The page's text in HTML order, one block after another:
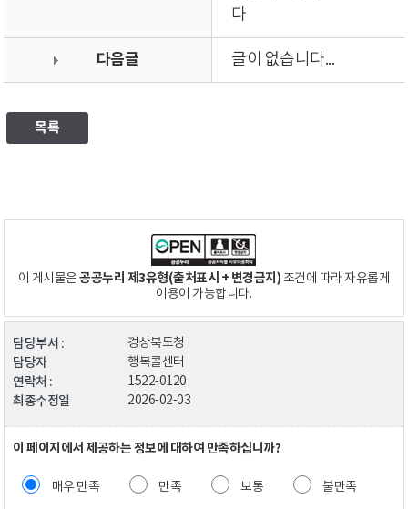
다
다음글 글이 없습니다...
목록
이 게시물은공공누리 제3유형(출처표시 + 변경금지)조건에 따라 자유롭게
이용이 가능합니다.
담당부서 : 경상북도청
담당자 행복콜센터
연락처 : 1522-0120
최종수정일 2026-02-03
이 페이지에서 제공하는 정보에 대하여 만족하십니까?
매우 만족 만족 보통 불만족